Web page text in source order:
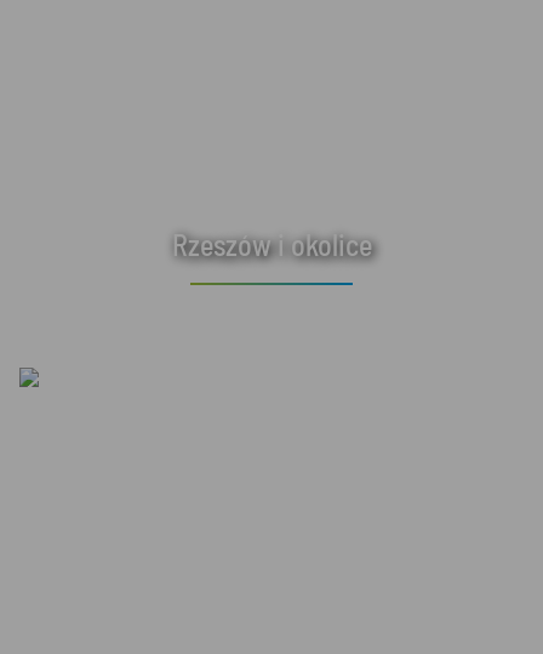
Rzeszów i okolice